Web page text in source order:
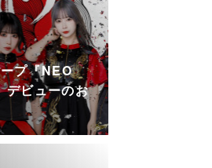
プ『NEO
ビューのお